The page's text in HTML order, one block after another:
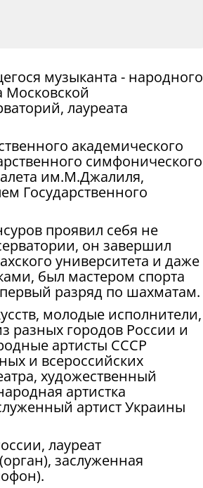
музыканта - народного
Московской
лауреата
академического
симфонического
им.М.Джалиля,
Государственного
проявил себя не
он завершил
университета и даже
был мастером спорта
разряд по шахматам.
молодые исполнители,
разных городов России и
артисты СССР
и всероссийских
художественный
артистка
артист Украины
лауреат
заслуженная